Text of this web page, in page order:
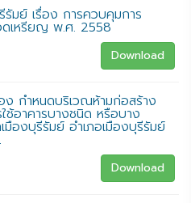
มย์ เรื่อง การควบคุมการ
ดเหรียญ พ.ศ. 2558
Download
กำหนดบริเวณห้ามก่อสร้าง
ช้อาคารบางชนิด หรือบาง
มืองบุรีรัมย์ อำเภอเมืองบุรีรัมย์
Download